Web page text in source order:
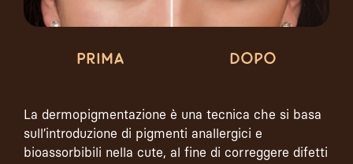
Prima dopo
La dermopigmentazione è una tecnica che si basa
sull’introduzione di pigmenti anallergici e
bioassorbibili nella cute, al fine di correggere difetti